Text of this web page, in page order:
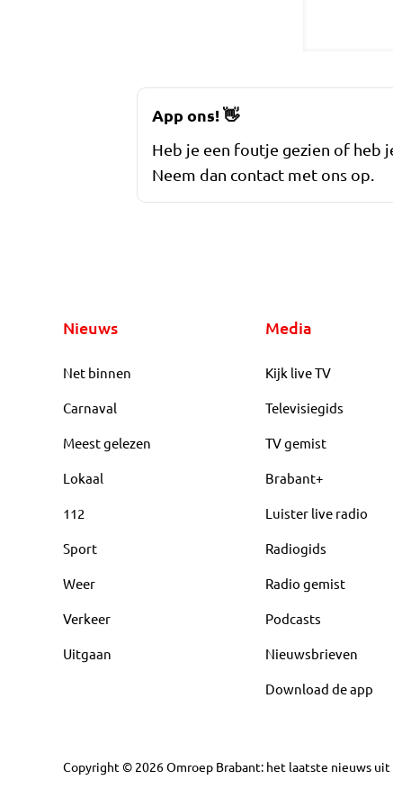
App ons!👋
Heb je een foutje gezien of heb
Neem dan contact met ons op.
Nieuws
Net binnen
Carnaval
Meest gelezen
Lokaal
112
Sport
Weer
Verkeer
Uitgaan
Media
Kijk live TV
Televisiegids
TV gemist
Brabant+
Luister live radio
Radiogids
Radio gemist
Podcasts
Nieuwsbrieven
Download de app
Copyright © 2026Omroep Brabant: het laatste nieuws